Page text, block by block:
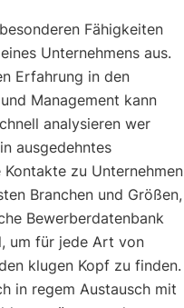
Fähigkeiten
Unternehmens aus.
Erfahrung in den
Management kann
analysieren wer
ausgedehntes
zu Unternehmen
Branchen und Größen,
Bewerberdatenbank
um für jede Art von
klugen Kopf zu finden.
in regem Austausch mit